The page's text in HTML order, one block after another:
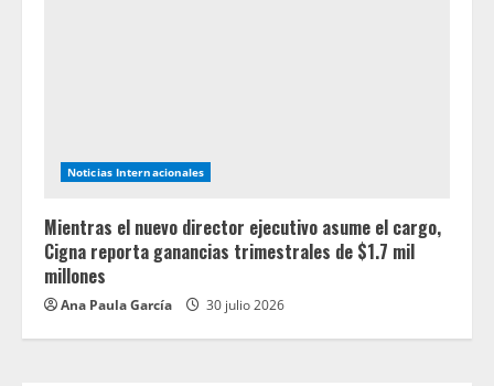
Noticias Internacionales
Mientras el nuevo director ejecutivo asume el cargo,
Cigna reporta ganancias trimestrales de $1.7 mil
millones
Ana Paula García 30 julio 2026